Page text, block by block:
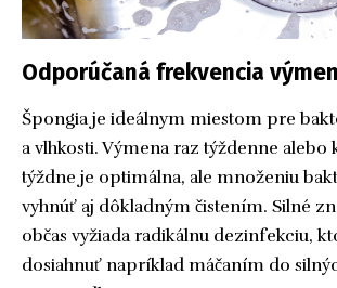
Odporúčaná frekvencia
Špongia je ideálnym miestom pre
a vlhkosti. Výmena raz týždenne alebo
týždne je optimálna, ale množeniu
vyhnúť aj dôkladným čistením. Silné
občas vyžiada radikálnu dezinfekciu,
dosiahnuť napríklad máčaním do